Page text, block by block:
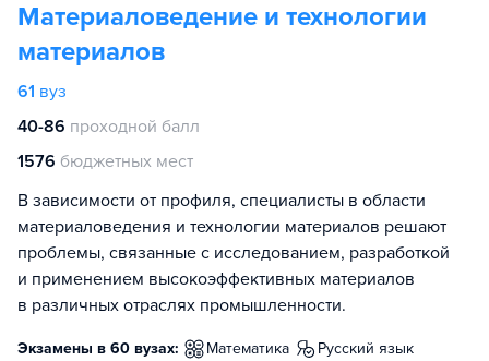
Материаловедение и технологии
материалов
61 вуз
40-86 проходной балл
1576 бюджетных мест
В зависимости от профиля, специалисты в области
материаловедения и технологии материалов решают
проблемы, связанные с исследованием, разработкой
и применением высокоэффективных материалов
в различных отраслях промышленности.
Экзамены в 60 вузах: математика
русский язык